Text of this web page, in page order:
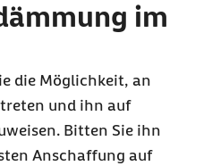
im
die Möglichkeit, an
und ihn auf
Bitten Sie ihn
Anschaffung auf